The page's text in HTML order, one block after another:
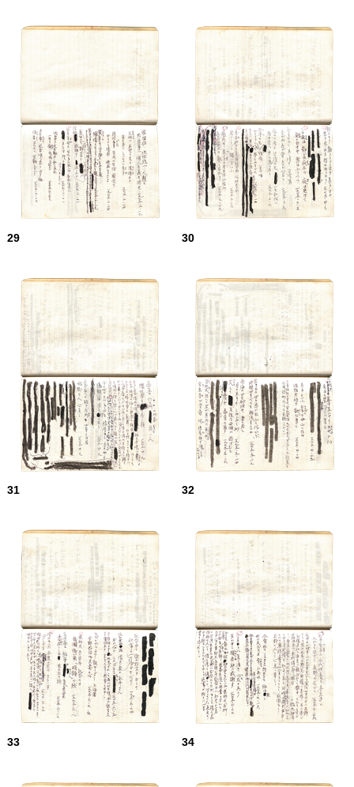
29 30
31 32
33 34